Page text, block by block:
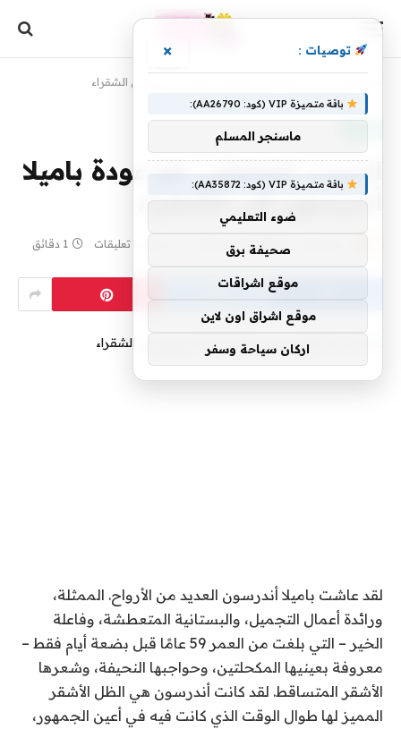
السبب العاطفي هو عودة باميلا أندرسون إلى الشقراء
السبب العاطفي هو عودة باميلا
أندرسون إلى الشقراء
yaraa لا توجد تعليقات 1 دقائق
لقد عاشت باميلا أندرسون العديد من الأرواح. الممثلة،
ورائدة أعمال التجميل، والبستانية المتعطشة، وفاعلة
الخير – التي بلغت من العمر 59 عامًا قبل بضعة أيام فقط –
معروفة بعينيها المكحلتين، وحواجبها النحيفة، وشعرها
الأشقر المتساقط. لقد كانت أندرسون هي الظل الأشقر
المميز لها طوال الوقت الذي كانت فيه في أعين الجمهور،
توصيات : ×
باقة متميزة VIP (كود: AA26790):
ماسنجر المسلم
باقة متميزة VIP (كود: AA35872):
ضوء التعليمي
صحيفة برق
موقع اشراقات
موقع اشراق اون لاين
اركان سياحة وسفر